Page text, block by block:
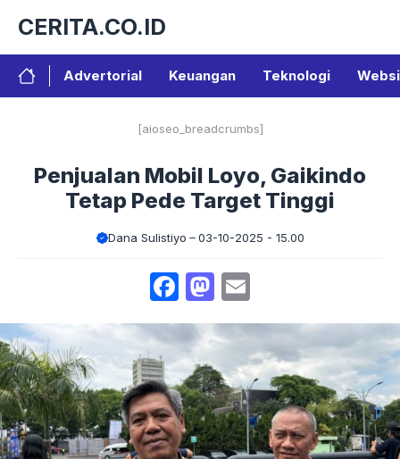
isi
CERITA.CO.ID
Advertorial Keuangan Teknologi
[aioseo_breadcrumbs]
Penjualan Mobil Loyo, Gaikindo
Tetap Pede Target Tinggi
Dana Sulistiyo 03-10-2025 - 15.00
Facebook
Mastodon